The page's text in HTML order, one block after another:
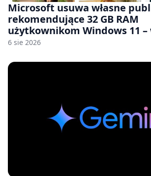
Microsoft usuwa własne
rekomendujące 32 GB RAM
użytkownikom Windows 11 –
nam przy tym komputery z 8
6 sie 2026